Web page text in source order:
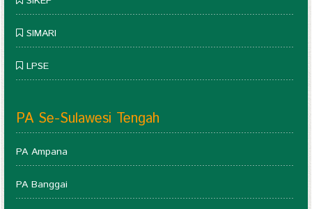
SIMARI
LPSE
PA Se-Sulawesi Tengah
PA Ampana
PA Banggai